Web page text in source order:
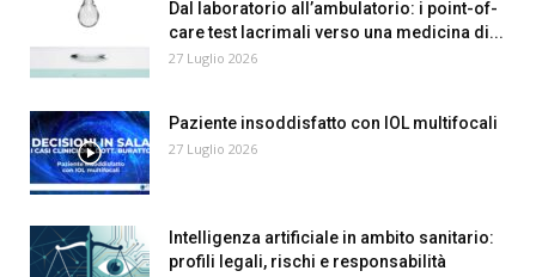
Dal laboratorio all’ambulatorio: i point-of-
care test lacrimali verso una medicina di...
27 Luglio 2026
Paziente insoddisfatto con IOL multifocali
27 Luglio 2026
Intelligenza artificiale in ambito sanitario:
profili legali, rischi e responsabilità